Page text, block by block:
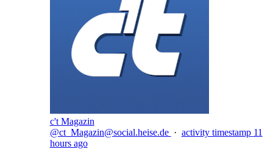
c't Magazin
@ct_Magazin@social.heise.de · activity timestamp 11
hours ago